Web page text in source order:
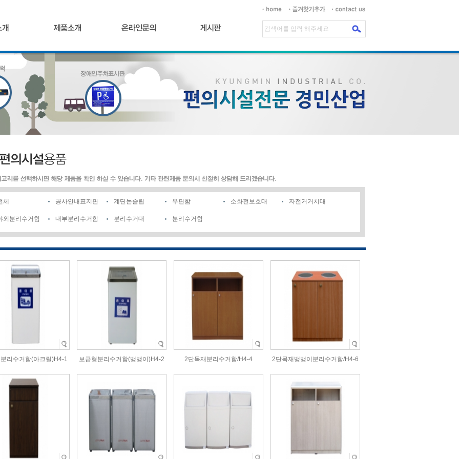
체 공사안내표지판 계단논슬립 우편함 소화전보호대 자전거거치대
외분리수거함 내부분리수거함 분리수거대 분리수거함
리수거함(아크릴)H4-1 보급형분리수거함(뱅뱅이)H4-2 2단목재분리수거함/H4-4 2단목재뱅뱅이분리수거함/H4-6